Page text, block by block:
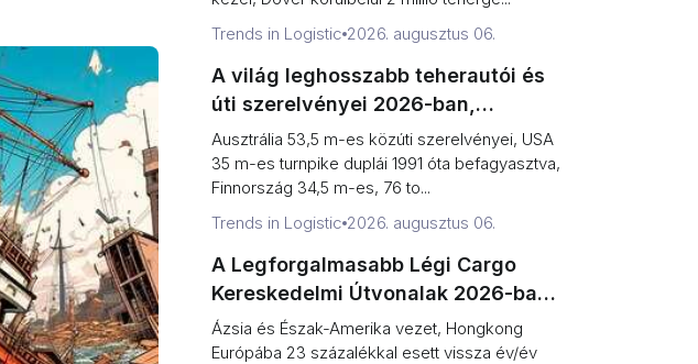
Trends in Logistic 2026. augusztus 06.
A világ leghosszabb teherautói és
úti szerelvényei 2026-ban,
rangsorolva (rekordok vs. törvényi
korlátok)
Ausztrália 53,5 m-es közúti szerelvényei, USA
35 m-es turnpike duplái 1991 óta befagyasztva,
Finnország 34,5 m-es, 76 to...
Trends in Logistic 2026. augusztus 06.
A Legforgalmasabb Légi Cargo
Kereskedelmi Útvonalak 2026-ban,
Rangsorolva (Tonnatartalom vs.
Irány)
Ázsia és Észak-Amerika vezet, Hongkong
Európába 23 százalékkal esett vissza év/év